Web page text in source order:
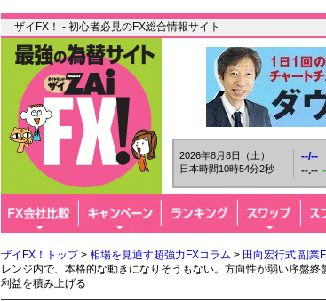
ザイFX！ - 初心者必見のFX総合情報サイト
2026年8月8日（土）
日本時間10時54分4秒
--/--
--.--
ザイFX！トップ> 相場を見通す超強力FXコラム > 田向宏行式 副業
レンジ内で、本格的な動きになりそうもない。方向性が弱い序盤
利益を積み上げる